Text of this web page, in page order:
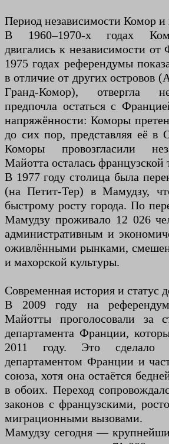
Период независимости Комор
В 1960–1970-х годах
двигались к независимости
1975 годах референдумы
в отличие от других островов
Гранд-Комор), отвергла
предпочла остаться с
напряжённости: Коморы
до сих пор, представляя её
Коморы провозгласили
Майотта осталась французской
В 1977 году столица была
(на Петит-Тер) в Мамудзу,
быстрому росту города. По
Мамудзу проживало 12 026
административным и
оживлёнными рынками,
и махорской культуры.
Современная история и статус
В 2009 году на
Майотты проголосовали за
департамента Франции,
2011 году. Это сделало
департаментом Франции и
союза, хотя она остаётся
в обоих. Переход
законов с французскими,
миграционными вызовами.
Мамудзу сегодня —